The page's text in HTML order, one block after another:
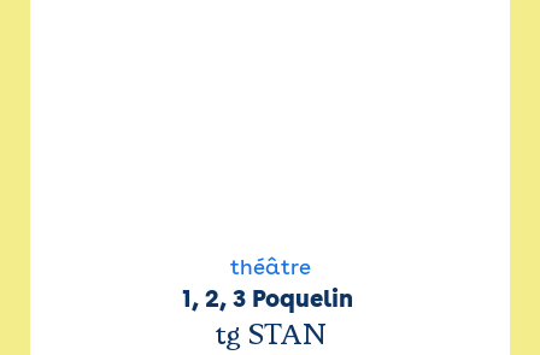
théâtre
1, 2, 3 Poquelin
tg STAN